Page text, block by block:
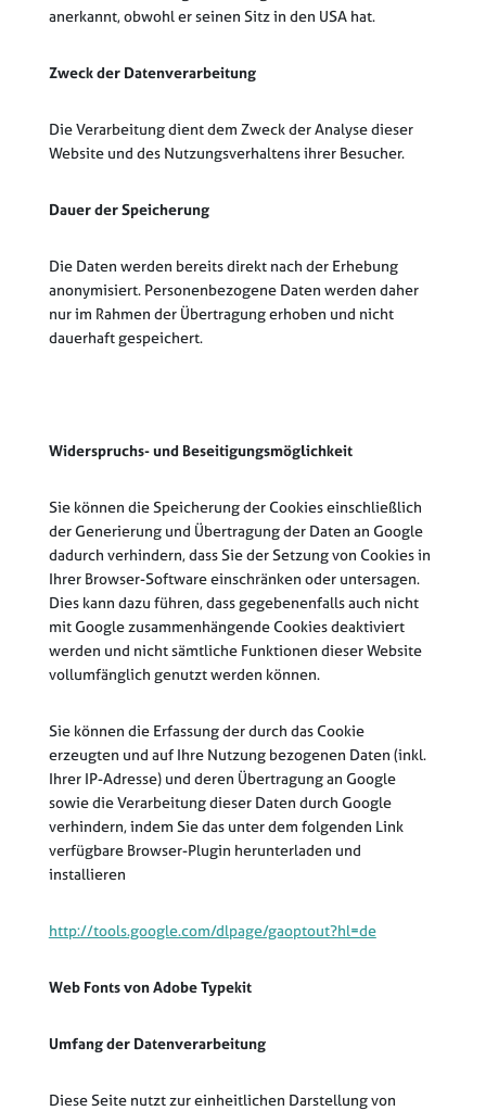
anerkannt, obwohl er seinen Sitz in den USA hat.
Zweck der Datenverarbeitung
Die Verarbeitung dient dem Zweck der Analyse dieser
Website und des Nutzungsverhaltens ihrer Besucher.
Dauer der Speicherung
Die Daten werden bereits direkt nach der Erhebung
anonymisiert. Personenbezogene Daten werden daher
nur im Rahmen der Übertragung erhoben und nicht
dauerhaft gespeichert.
Widerspruchs- und Beseitigungsmöglichkeit
Sie können die Speicherung der Cookies einschließlich
der Generierung und Übertragung der Daten an Google
dadurch verhindern, dass Sie der Setzung von Cookies in
Ihrer Browser-Software einschränken oder untersagen.
Dies kann dazu führen, dass gegebenenfalls auch nicht
mit Google zusammenhängende Cookies deaktiviert
werden und nicht sämtliche Funktionen dieser Website
vollumfänglich genutzt werden können.
Sie können die Erfassung der durch das Cookie
erzeugten und auf Ihre Nutzung bezogenen Daten (inkl.
Ihrer IP-Adresse) und deren Übertragung an Google
sowie die Verarbeitung dieser Daten durch Google
verhindern, indem Sie das unter dem folgenden Link
verfügbare Browser-Plugin herunterladen und
installieren
http://tools.google.com/dlpage/gaoptout?hl=de
Web Fonts von Adobe Typekit
Umfang der Datenverarbeitung
Diese Seite nutzt zur einheitlichen Darstellung von